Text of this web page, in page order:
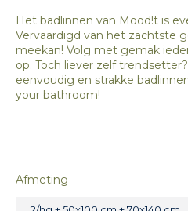
Het badlinnen van Mood!t is
Vervaardigd van het zachtste
meekan! Volg met gemak
op. Toch liever zelf
eenvoudig en strakke
your bathroom!
Afmeting